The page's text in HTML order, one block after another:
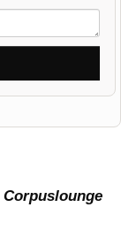
Corpuslounge